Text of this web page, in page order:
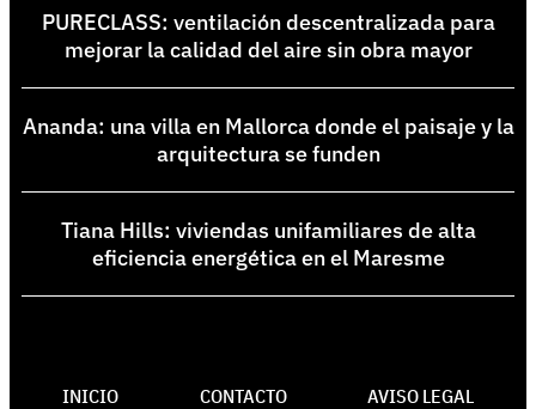
PURECLASS: ventilación descentralizada para
mejorar la calidad del aire sin obra mayor
Ananda: una villa en Mallorca donde el paisaje y la
arquitectura se funden
Tiana Hills: viviendas unifamiliares de alta
eficiencia energética en el Maresme
INICIO CONTACTO AVISO LEGAL